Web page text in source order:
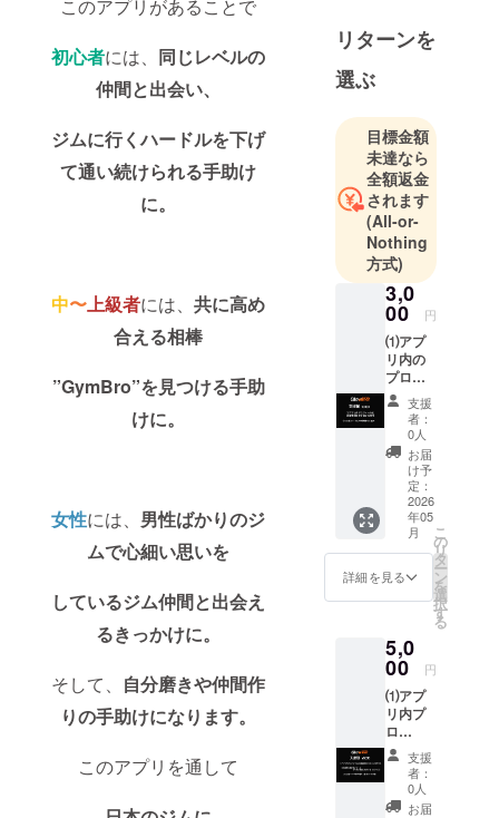
このアプリがあることで
初心者には、 同じレベルの
仲間と出会い、
ジムに行くハードルを下げ
て通い続けられる手助け
に。
中〜上級者には、共に高め
合える相棒
”GymBro”を見つける手助
けに。
女性には、 男性ばかりのジ
ムで心細い思いを
しているジム仲間と出会え
るきっかけに。
そして、 自分磨きや仲間作
りの手助けになります。
このアプリを通して
リ。
ジムに1人
共に高め合
える仲間が
欲しい...女子
だって合ト
レしたい....
そんな想い
を叶えるア
プリです。
マッチング
機能に加え
てBIG3トー
ナメント機
能なども搭
共に高め合
える新たな
仲間と出会
界を越えら
れる、そん
な経験をこ
のアプリが
提供しま
す。
皆様のご支
リターンを
選ぶ
目標金額
未達なら
全額返金
されます
(All-or-
Nothing
方式)
3,0
00 円
⑴アプ
リ内の
プロ
フィー
ルに支
援者限
定のブ
ロンズ
称号を
付与
2026年
5月〜
2036年
5月 ⑵
ご支援
で1ヶ月
用権を
ご提供
【備考
欄の記
入内
容】 ①
アプリ
を登録
する際
に使用
支援
者：
0人
お届
け予
定：
2026
年05
月
詳細を見る
こ
の
リ
タ
ー
ン
を
選
択
す
る
5,0
00 円
⑴アプ
リ内プ
ロ
フィー
ルに支
援者限
定のブ
支援
者：
0人
お届